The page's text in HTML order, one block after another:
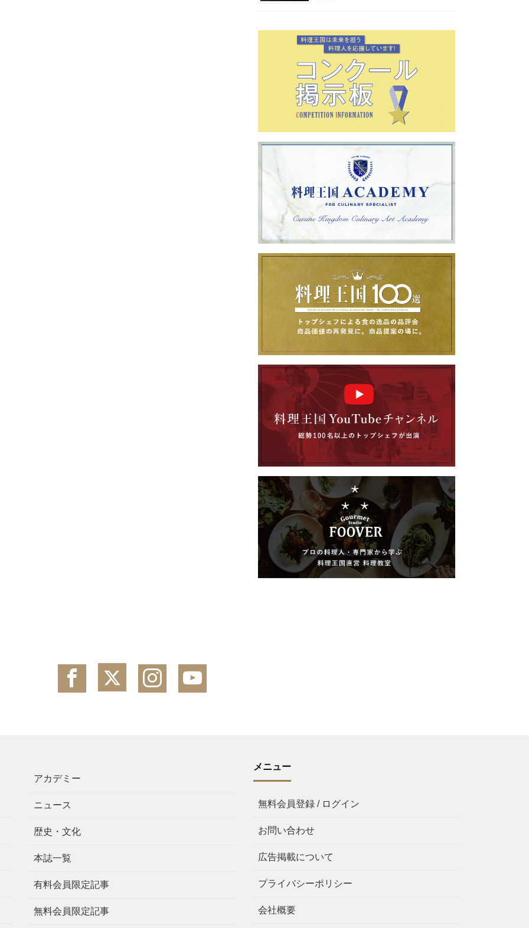
アカデミー
ニュース
歴史・文化
本誌一覧
有料会員限定記事
無料会員限定記事
メニュー
無料会員登録 / ログイン
お問い合わせ
広告掲載について
プライバシーポリシー
会社概要